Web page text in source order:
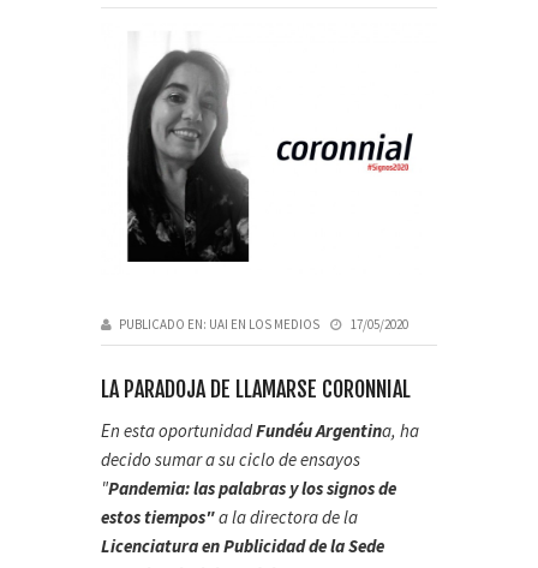
PUBLICADO EN: UAI EN LOS MEDIOS 17/05/2020
LA PARADOJA DE LLAMARSE CORONNIAL
En esta oportunidadFundéu Argentina, ha
decido sumar a su ciclo de ensayos
"Pandemia: las palabras y los signos de
estos tiempos"a la directora de la
Licenciatura en Publicidad de la Sede